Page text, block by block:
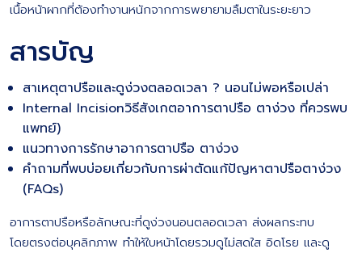
เนื้อหน้าผากที่ต้องทำงานหนักจากการพยายามลืมตาในระยะยาว
สารบัญ
สาเหตุตาปรือและดูง่วงตลอดเวลา ? นอนไม่พอหรือเปล่า
Internal Incisionวิธีสังเกตอาการตาปรือ ตาง่วง ที่ควรพบ
แพทย์)
แนวทางการรักษาอาการตาปรือ ตาง่วง
คำถามที่พบบ่อยเกี่ยวกับการผ่าตัดแก้ปัญหาตาปรือตาง่วง
(FAQs)
อาการตาปรือหรือลักษณะที่ดูง่วงนอนตลอดเวลา ส่งผลกระทบ
โดยตรงต่อบุคลิกภาพ ทำให้ใบหน้าโดยรวมดูไม่สดใส อิดโรย และดู